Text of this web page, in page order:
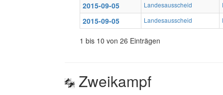
2015-09-05 Landesausscheid
2015-09-05 Landesausscheid
1 bis 10 von 26 Einträgen
Zweikampf